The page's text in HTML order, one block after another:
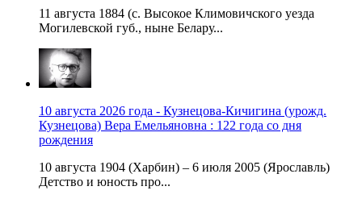
11 августа 1884 (с. Высокое Климовичского уезда
Могилевской губ., ныне Белару...
10 августа 2026 года - Кузнецова-Кичигина (урожд.
Кузнецова) Вера Емельяновна : 122 года со дня
рождения
10 августа 1904 (Харбин) – 6 июля 2005 (Ярославль)
Детство и юность про...